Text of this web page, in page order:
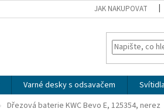
JAK NAKUPOVAT
Varné desky s odsavačem Svítidla
Dřezová baterie KWC Bevo E, 125354, nerez